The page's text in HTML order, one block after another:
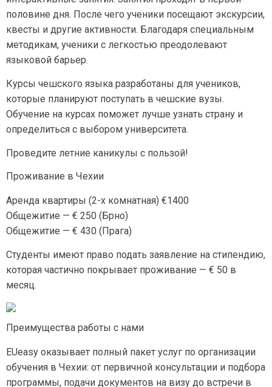
половине дня. После чего ученики посещают экскурсии,
квесты и другие активности. Благодаря специальным
методикам, ученики с легкостью преодолевают
языковой барьер.
Курсы чешского языка разработаны для учеников,
которые планируют поступать в чешские вузы.
Обучение на курсах поможет лучше узнать страну и
определиться с выбором университета.
Проведите летние каникулы с пользой!
Проживание в Чехии
Аренда квартиры (2-х комнатная) €1400
Общежитие — € 250 (Брно)
Общежитие — € 430 (Прага)
Студенты имеют право подать заявление на стипендию,
которая частично покрывает проживание — € 50 в
месяц.
Преимущества работы с нами
EUeasy оказывает полный пакет услуг по организации
обучения в Чехии: от первичной консультации и подбора
программы, подачи документов на визу до встречи в